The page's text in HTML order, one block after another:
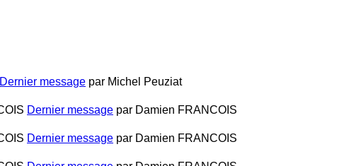
Dernier message par Michel Peuziat
Dernier message par Damien FRANCOIS
Dernier message par Damien FRANCOIS